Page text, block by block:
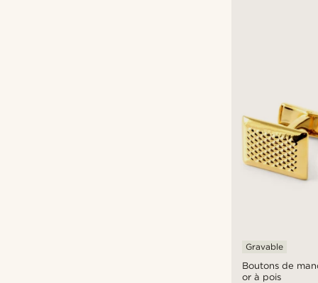
Boutons de
or à pois
Gravable